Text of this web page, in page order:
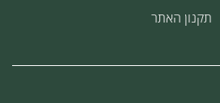
תקנון האתר